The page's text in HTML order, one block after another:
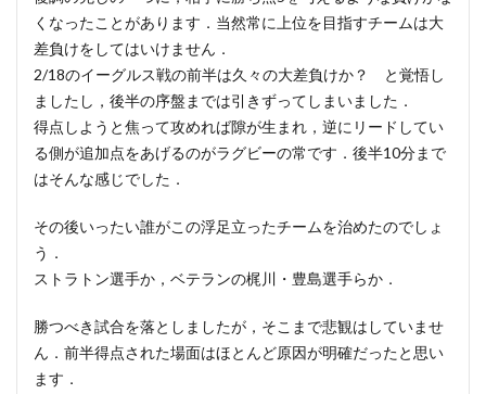
くなったことがあります．当然常に上位を目指すチームは大
差負けをしてはいけません．
2/18のイーグルス戦の前半は久々の大差負けか？ と覚悟し
ましたし，後半の序盤までは引きずってしまいました．
得点しようと焦って攻めれば隙が生まれ，逆にリードしてい
る側が追加点をあげるのがラグビーの常です．後半10分まで
はそんな感じでした．
その後いったい誰がこの浮足立ったチームを治めたのでしょ
う．
ストラトン選手か，ベテランの梶川・豊島選手らか．
勝つべき試合を落としましたが，そこまで悲観はしていませ
ん．前半得点された場面はほとんど原因が明確だったと思い
ます．